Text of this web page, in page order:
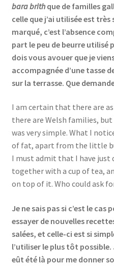
bara brithque de familles
celle que j’ai utilisée est très
marqué, c’est l’absence
part le peu de beurre utilisé
dois vous avouer que je
accompagnée d’une tasse
sur la terrasse. Que
I am certain that there are
there are Welsh families,
was very simple. What I
of fat, apart from the little
I must admit that I have just
together with a cup of tea,
on top of it. Who could ask
Je ne sais pas si c’est le cas
essayer de nouvelles
salées, et celle-ci est si
l’utiliser le plus tôt possible.
eût été là pour me donner